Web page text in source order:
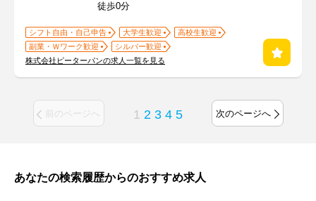
徒歩0分
シフト自由・自己申告 大学生歓迎
高校生歓迎
副業・Ｗワーク歓迎
シルバー歓迎
株式会社ピーターパンの求人一覧を見る
前のページへ 1 2 3 4 5 次のページへ
あなたの検索履歴からのおすすめ求人